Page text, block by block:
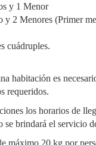
y 1 Menor
2 Menores (Primer
cuádruples.
habitación es
requeridos.
los horarios de
se brindará el servicio
máximo 20 kg por